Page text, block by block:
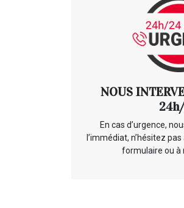
NOUS
En cas d’urgence,
l’immédiat, n’hésitez
formulaire ou à